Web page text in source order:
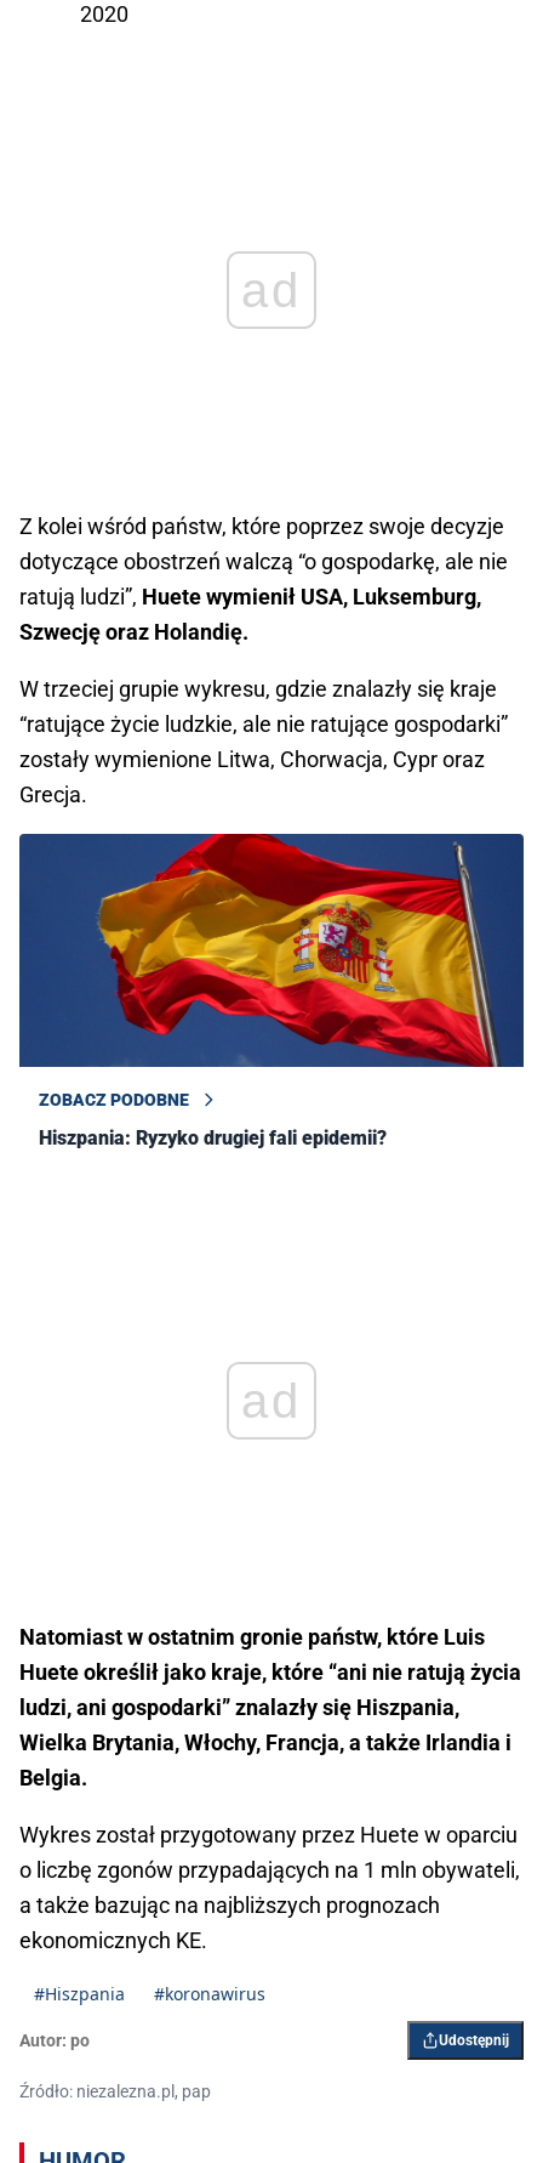
2020
ad
Z kolei wśród państw, które poprzez swoje decyzje
dotyczące obostrzeń walczą “o gospodarkę, ale nie
ratują ludzi”, Huete wymienił USA, Luksemburg,
Szwecję oraz Holandię.
W trzeciej grupie wykresu, gdzie znalazły się kraje
“ratujące życie ludzkie, ale nie ratujące gospodarki”
zostały wymienione Litwa, Chorwacja, Cypr oraz
Grecja.
ZOBACZ PODOBNE
Hiszpania: Ryzyko drugiej fali epidemii?
ad
Natomiast w ostatnim gronie państw, które Luis
Huete określił jako kraje, które “ani nie ratują życia
ludzi, ani gospodarki” znalazły się Hiszpania,
Wielka Brytania, Włochy, Francja, a także Irlandia i
Belgia.
Wykres został przygotowany przez Huete w oparciu
o liczbę zgonów przypadających na 1 mln obywateli,
a także bazując na najbliższych prognozach
ekonomicznych KE.
#Hiszpania #koronawirus
Autor: po Udostępnij
Źródło: niezalezna.pl, pap